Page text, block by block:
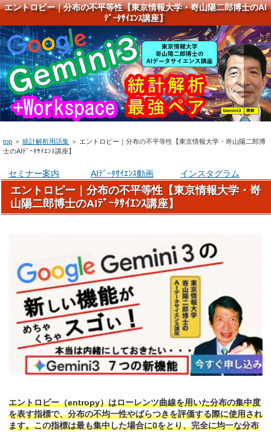
エントロピー｜分布の不平等性【東京情報大学・嵜山陽二郎博士のAI
ﾃﾞｰﾀｻｲｴﾝｽ講座】
top ＞ 統計解析用語集 ＞ エントロピー｜分布の不平等性【東京情報大学・嵜山陽二郎博
士のAIﾃﾞｰﾀｻｲｴﾝｽ講座】
セミナー案内 AIﾃﾞｰﾀｻｲｴﾝｽ動画 インスタグラム
エントロピー｜分布の不平等性【東京情報大学・嵜
山陽二郎博士のAIﾃﾞｰﾀｻｲｴﾝｽ講座】
エントロピー（entropy）はローレンツ曲線を用いた分布の集中度
を表す指標で、分布の不均一性やばらつきを評価する際に使用され
ます。この指標は最も集中した場合に0をとり、完全に均一な分布